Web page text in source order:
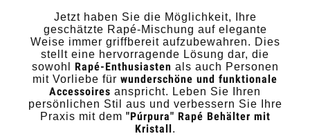
Jetzt haben Sie die Möglichkeit, Ihre
geschätzte Rapé-Mischung auf elegante
Weise immer griffbereit aufzubewahren. Dies
stellt eine hervorragende Lösung dar, die
sowohl Rapé-Enthusiasten als auch Personen
mit Vorliebe für wunderschöne und funktionale
Accessoires anspricht. Leben Sie Ihren
persönlichen Stil aus und verbessern Sie Ihre
Praxis mit dem "Púrpura" Rapé Behälter mit
Kristall.